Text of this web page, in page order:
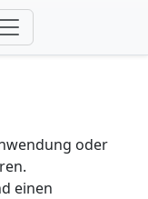
oder
einen